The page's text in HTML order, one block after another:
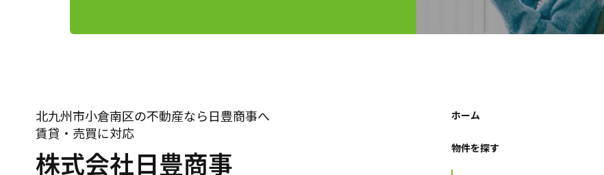
北九州市小倉南区の不動産なら日豊商事へ
賃貸・売買に対応
株式会社日豊商事
ホーム
物件を探す